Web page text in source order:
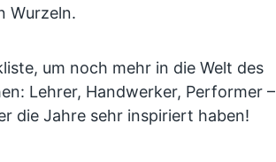
Wurzeln.
um noch mehr in die Welt des
Lehrer, Handwerker, Performer –
die Jahre sehr inspiriert haben!